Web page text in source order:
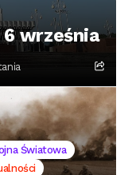
września
Światowa